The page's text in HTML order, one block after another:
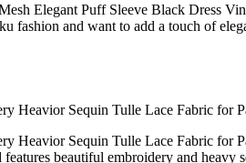
Elegant Puff Sleeve Black Dress
fashion and want to add a touch of
Heavior Sequin Tulle Lace Fabric for
Heavior Sequin Tulle Lace Fabric for
beautiful embroidery and heavy